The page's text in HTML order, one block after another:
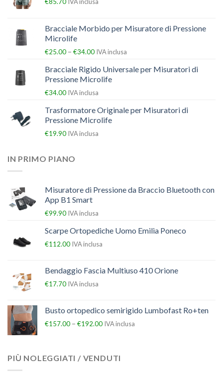
€85.70 IVA inclusa
Bracciale Morbido per Misuratore di Pressione
Microlife
€25.00 – €34.00 IVA inclusa
Bracciale Rigido Universale per Misuratori di
Pressione Microlife
€34.00 IVA inclusa
Trasformatore Originale per Misuratori di
Pressione Microlife
€19.90 IVA inclusa
IN PRIMO PIANO
Misuratore di Pressione da Braccio Bluetooth con
App B1 Smart
€99.90 IVA inclusa
Scarpe Ortopediche Uomo Emilia Poneco
€112.00 IVA inclusa
Bendaggio Fascia Multiuso 410 Orione
€17.70 IVA inclusa
Busto ortopedico semirigido Lumbofast Ro+ten
€157.00 – €192.00 IVA inclusa
PIÙ NOLEGGIATI / VENDUTI